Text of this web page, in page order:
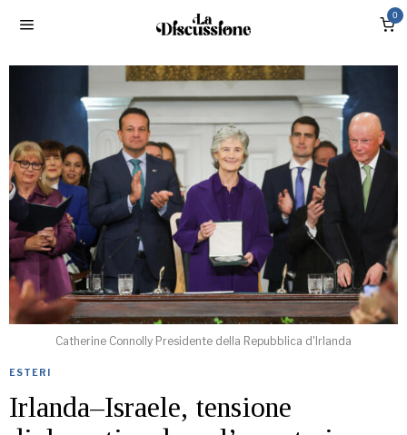
0
Catherine Connolly Presidente della Repubblica d'Irlanda
ESTERI
Irlanda–Israele, tensione